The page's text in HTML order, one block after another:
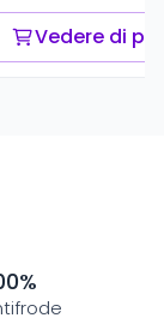
Vedere di più